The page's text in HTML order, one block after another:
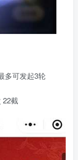
多可发起3轮
22截